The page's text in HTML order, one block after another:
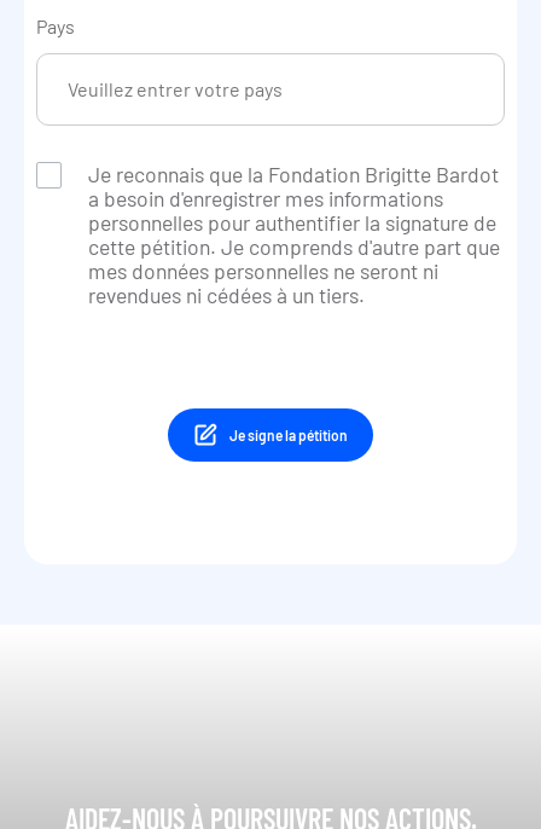
Pays
Je reconnais que la Fondation Brigitte Bardot
a besoin d'enregistrer mes informations
personnelles pour authentifier la signature de
cette pétition. Je comprends d'autre part que
mes données personnelles ne seront ni
revendues ni cédées à un tiers.
Je signe la pétition
AIDEZ-NOUS À POURSUIVRE NOS ACTIONS.